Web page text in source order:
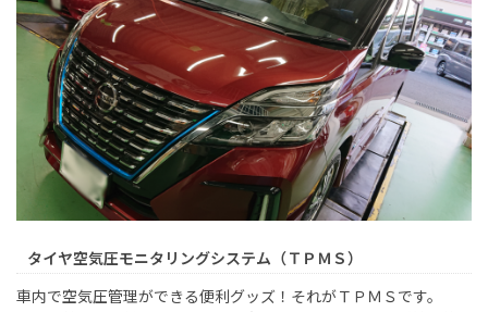
タイヤ空気圧モニタリングシステム（ＴＰＭＳ）
車内で空気圧管理ができる便利グッズ！それがＴＰＭＳです。